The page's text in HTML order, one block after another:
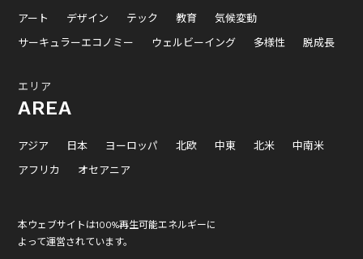
アート デザイン テック 教育
気候変動
サーキュラーエコノミー
ウェルビーイング 多様性 脱成長
エリア
AREA
アジア 日本 ヨーロッパ 北欧 中東 北米
中南米
アフリカ
オセアニア
本ウェブサイトは100%再生可能エネルギーに
よって運営されています。